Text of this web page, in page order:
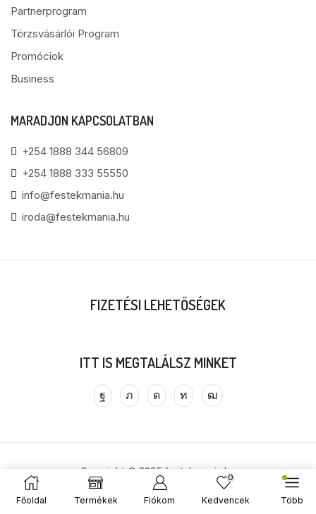
Főoldal Termékek Fiókom
0
Kedvencek Több
Partnerprogram
Törzsvásárlói Program
Promóciok
Business
MARADJON KAPCSOLATBAN
+254 1888 344 56809
+254 1888 333 55550
info@festekmania.hu
iroda@festekmania.hu
FIZETÉSI LEHETŐSÉGEK
ITT IS MEGTALÁLSZ MINKET
Copyright © 2025 festekmania.hu